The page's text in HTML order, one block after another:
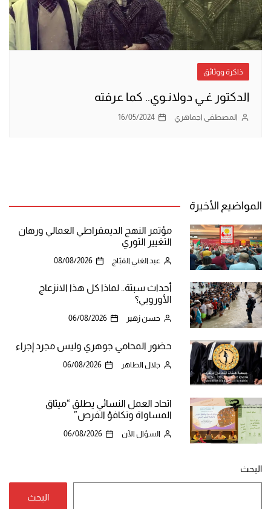
ذاكرة ووثائق
الدكتور غـي دولانـوي.. كما عرفته
المصطفى اجماهري 16/05/2024
المواضيع الأخيرة
مؤتمر النهج الديمقراطي العمالي ورهان
التغيير الثوري
عبد الغني القبّاج 08/08/2026
أحداث سبتة.. لماذا كل هذا الانزعاج
الأوروبي؟
حسن زهير 06/08/2026
حضور المحامي جوهري وليس مجرد إجراء
جلال الطاهر 06/08/2026
اتحاد العمل النسائي يطلق “ميثاق
المساواة وتكافؤ الفرص”
السؤال الآن 06/08/2026
البحث
البحث